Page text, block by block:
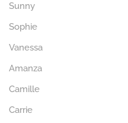
Sunny
Sophie
Vanessa
Amanza
Camille
Carrie